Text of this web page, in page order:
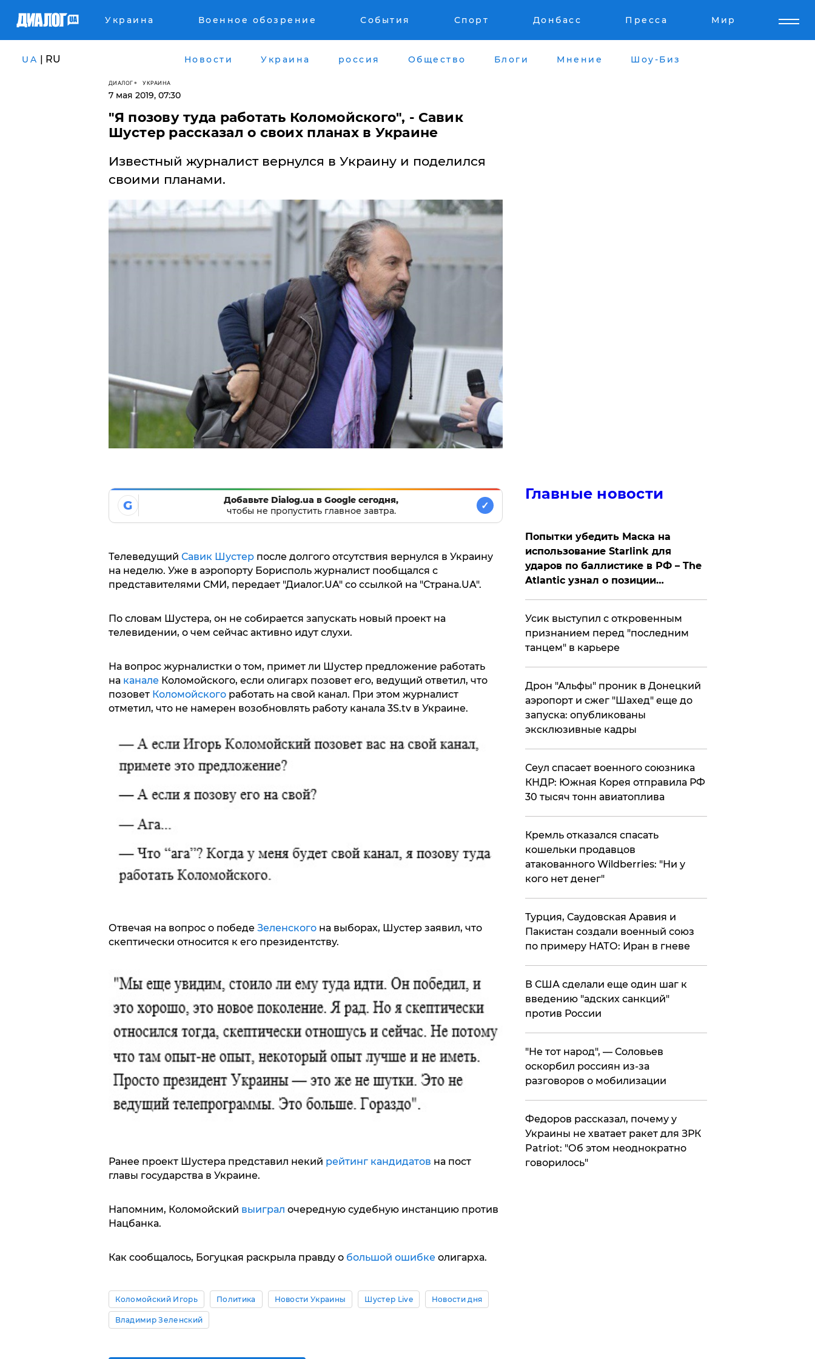
Украина Военное обозрение События Спорт Донбасс Пресса Мир
UA | RU Новости Украина россия Общество Блоги Мнение Шоу-Биз
ДИАЛОГ УКРАИНА
7 мая 2019, 07:30
"Я позову туда работать Коломойского", - Савик
Шустер рассказал о своих планах в Украине
Известный журналист вернулся в Украину и поделился
своими планами.
G
Добавьте Dialog.ua в Google сегодня,
чтобы не пропустить главное завтра.
✓
Телеведущий Савик Шустерпосле долгого отсутствия вернулся в Украину
на неделю. Уже в аэропорту Борисполь журналист пообщался с
представителями СМИ, передает "Диалог.UA" со ссылкой на "Страна.UA".
По словам Шустера, он не собирается запускать новый проект на
телевидении, о чем сейчас активно идут слухи.
На вопрос журналистки о том, примет ли Шустер предложение работать
на каналеКоломойского, если олигарх позовет его, ведущий ответил, что
позовет Коломойскогоработать на свой канал. При этом журналист
отметил, что не намерен возобновлять работу канала 3S.tv в Украине.
Отвечая на вопрос о победе Зеленскогона выборах, Шустер заявил, что
скептически относится к его президентству.
Ранее проект Шустера представил некий рейтинг кандидатов на пост
главы государства в Украине.
Напомним, Коломойский выиграл очередную судебную инстанцию против
Нацбанка.
Как сообщалось, Богуцкая раскрыла правду о большой ошибкеолигарха.
Коломойский Игорь Политика Новости Украины Шустер Live Новости дня
Владимир Зеленский
Главные новости
Попытки убедить Маска на
использование Starlink для
ударов по баллистике в РФ – The
Atlantic узнал о позиции
Усик выступил с откровенным
признанием перед "последним
танцем" в карьере
Дрон "Альфы" проник в Донецкий
аэропорт и сжег "Шахед" еще до
запуска: опубликованы
эксклюзивные кадры
​Сеул спасает военного союзника
КНДР: Южная Корея отправила РФ
30 тысяч тонн авиатоплива
Кремль отказался спасать
кошельки продавцов
атакованного Wildberries: "Ни у
кого нет денег"
Турция, Саудовская Аравия и
Пакистан создали военный союз
по примеру НАТО: Иран в гневе
В США сделали еще один шаг к
введению "адских санкций"
против России
​"Не тот народ", — Соловьев
оскорбил россиян из-за
разговоров о мобилизации
Федоров рассказал, почему у
Украины не хватает ракет для ЗРК
Patriot: "Об этом неоднократно
говорилось"